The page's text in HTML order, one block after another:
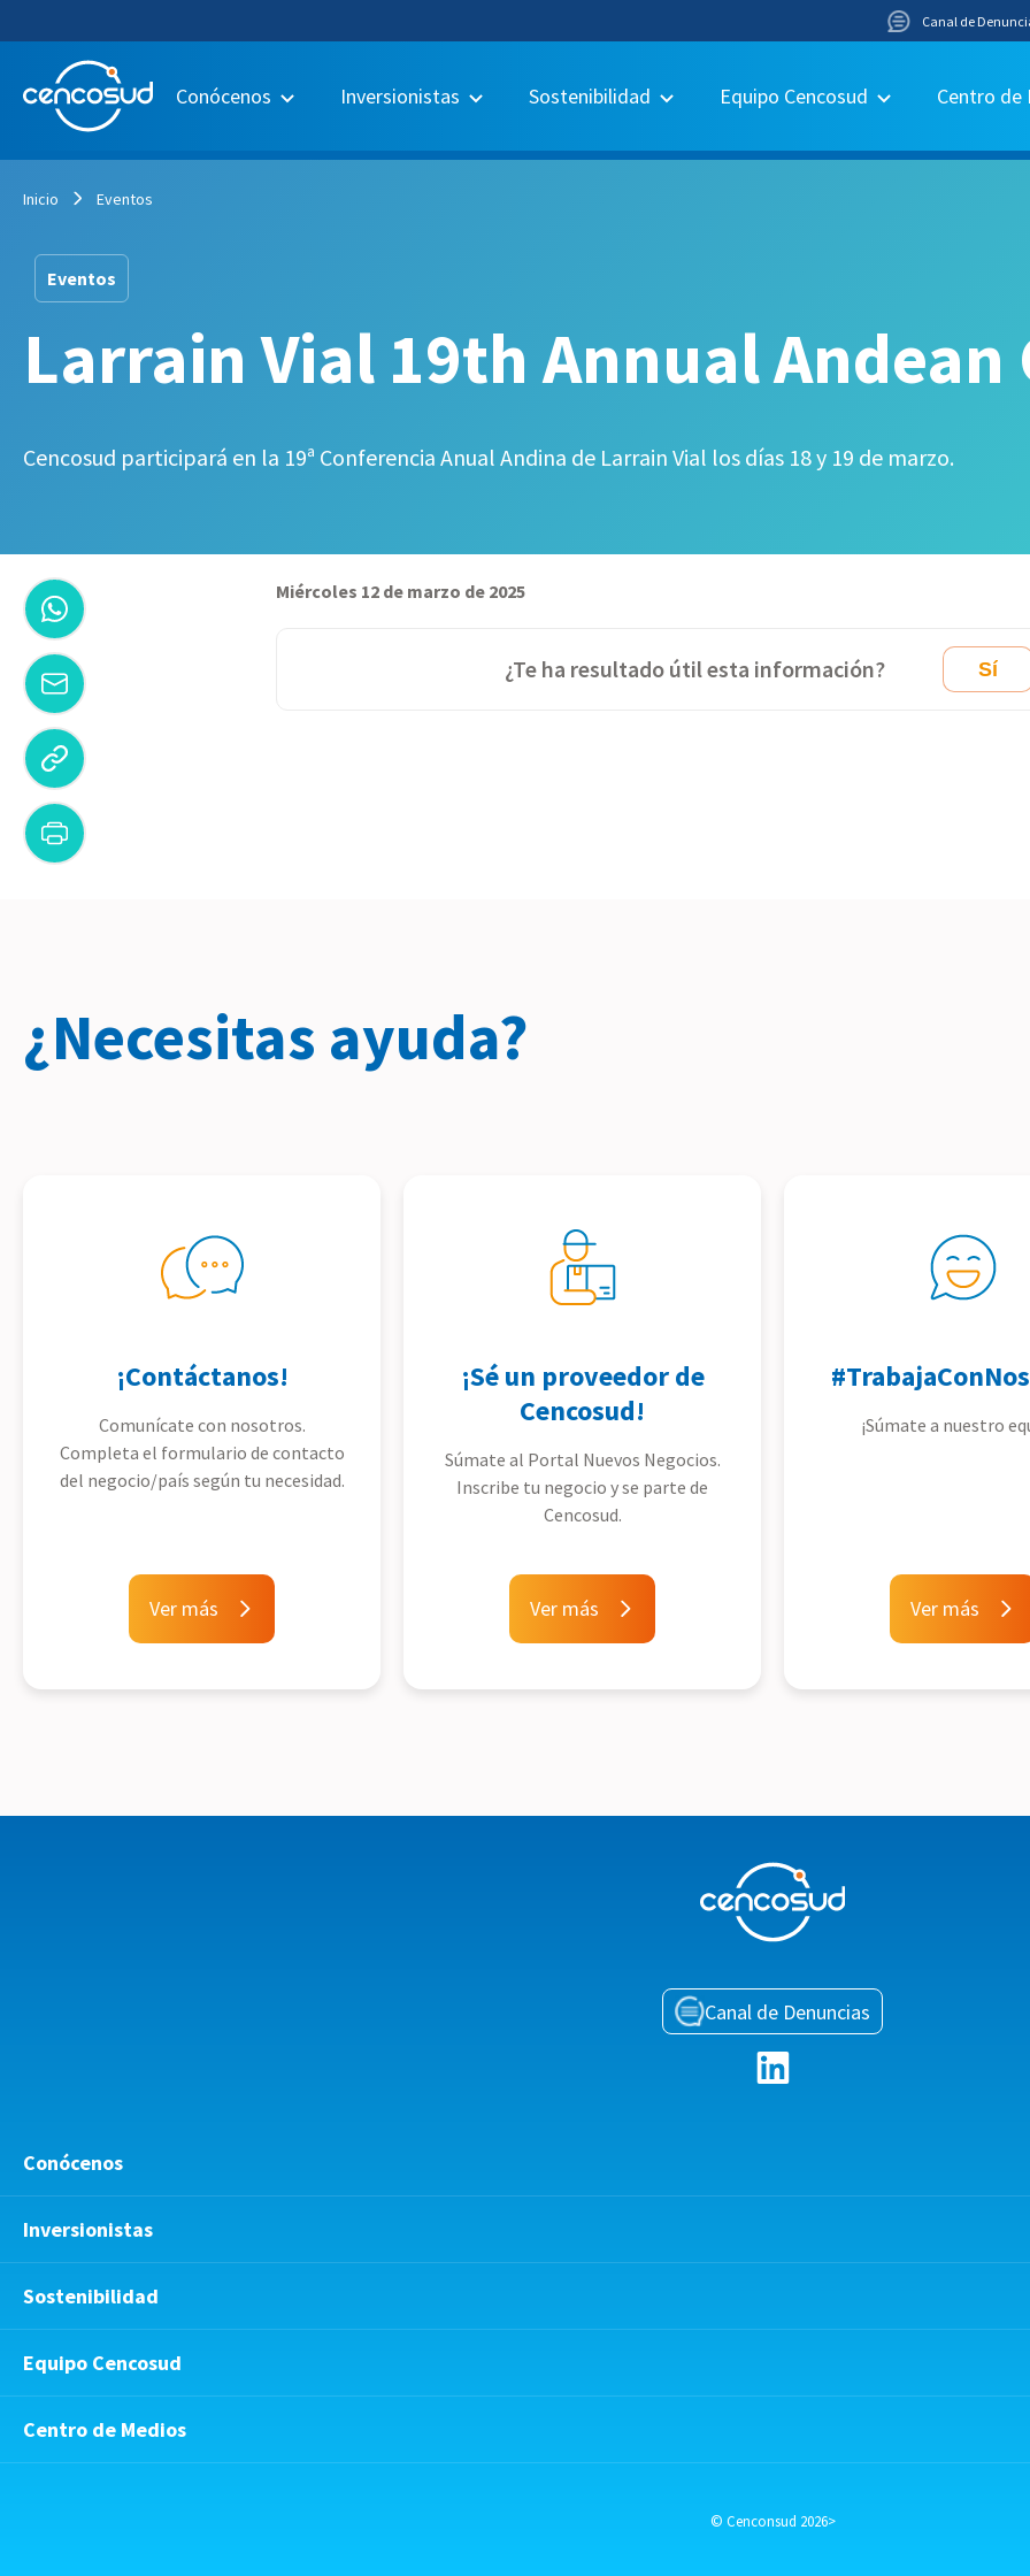
Canal de
Conócenos Inversionistas Sostenibilidad Equipo Cencosud Centro de
Inicio Eventos
Eventos
Larrain Vial 19th Annual Andean
Cencosud participará en la 19ª Conferencia Anual Andina de Larrain Vial los días 18 y 19 de marzo.
Miércoles 12 de marzo de 2025
¿Te ha resultado útil esta información? Sí
¿Necesitas ayuda?
¡Contáctanos!
Comunícate con nosotros.
Completa el formulario de contacto
del negocio/país según tu necesidad.
Ver más
¡Sé un proveedor de
Cencosud!
Súmate al Portal Nuevos Negocios.
Inscribe tu negocio y se parte de
Cencosud.
Ver más
¡Súmate a nuestro
Ver más
Canal de Denuncias
Conócenos
Inversionistas
Sostenibilidad
Equipo Cencosud
Centro de Medios
© Cenconsud 2026>